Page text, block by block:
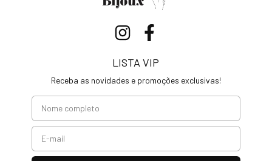
LISTA VIP
Receba as novidades e promoções exclusivas!